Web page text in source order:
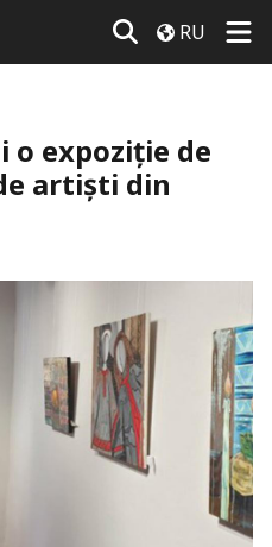
RU
o expoziție de
artiști din